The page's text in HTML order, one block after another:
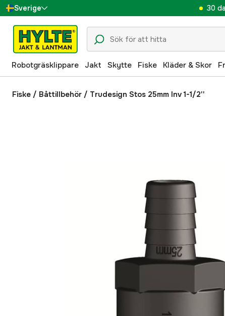
Sverige
Danmark
Suomi
Norge
Deutschland
30
Robotgräsklippare Jakt Skytte Fiske Kläder & Skor
Fiske / Båttillbehör / Trudesign Stos 25mm Inv 1-1/2''